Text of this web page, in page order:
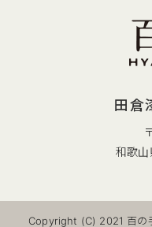
田倉
和歌
Copyright (C) 2021 百の